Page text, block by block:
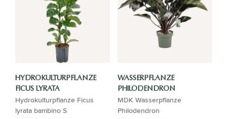
HYDROKULTURPFLANZE
FICUS LYRATA
Hydrokulturpflanze Ficus
lyrata bambino S
WASSERPFLANZE
PHILODENDRON
MDK Wasserpflanze
Philodendron